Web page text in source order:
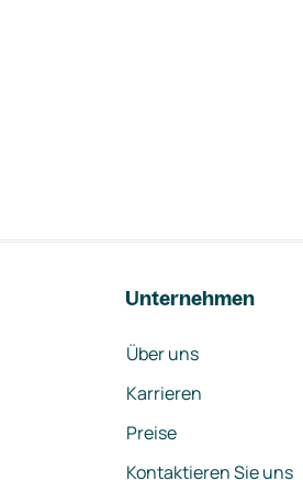
Unternehmen
Über uns
Karrieren
Preise
Kontaktieren Sie uns